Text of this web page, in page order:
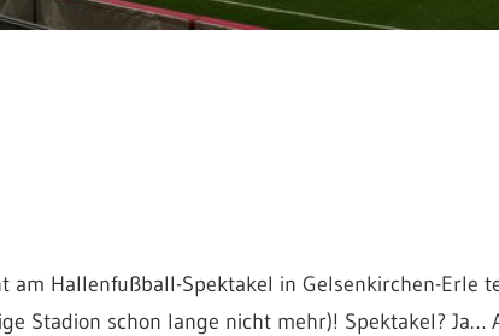
am Hallenfußball-Spektakel in Gelsenkirchen-Erle
Stadion schon lange nicht mehr)! Spektakel? Ja…